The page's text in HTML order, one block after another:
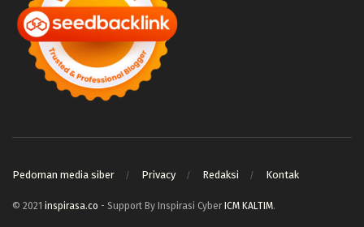
Pedoman media siber Privacy Redaksi Kontak
© 2021 inspirasa.co - Support By Inspirasi Cyber ICM KALTIM.